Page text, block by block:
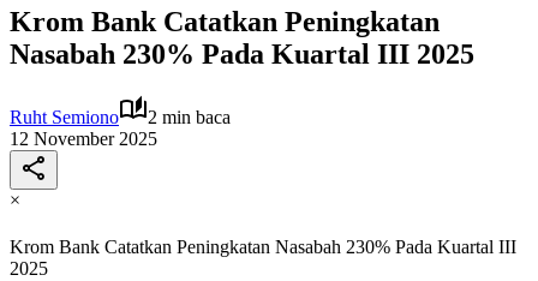
Krom Bank Catatkan Peningkatan
Nasabah 230% Pada Kuartal III 2025
Ruht Semiono
2 min baca
12 November 2025
×
Krom Bank Catatkan Peningkatan Nasabah 230% Pada Kuartal III
2025